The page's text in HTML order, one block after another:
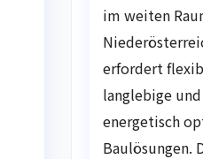
im weiten
erfordert
langlebige und
energetisch
Baulösungen.